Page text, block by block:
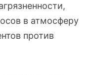
в атмосферу
против